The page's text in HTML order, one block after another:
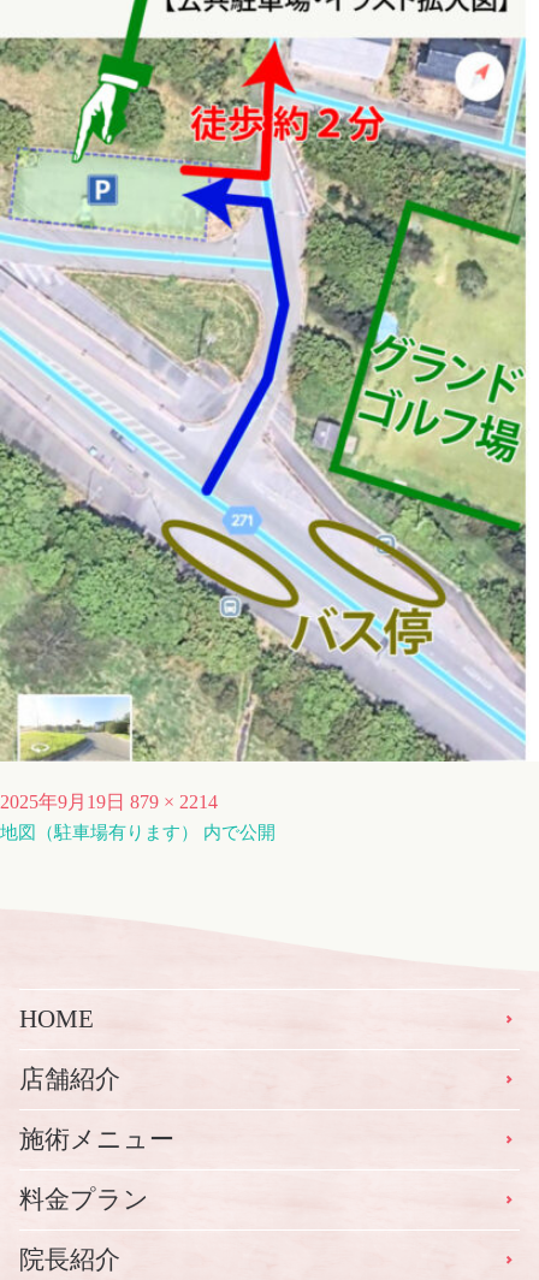
投
稿
2025年9月19日 フ
ル
879 × 2214
地図（駐車場有ります） 内で公開
HOME
店舗紹介
施術メニュー
料金プラン
院長紹介